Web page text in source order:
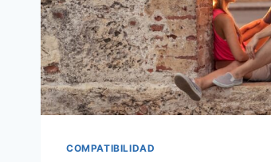
COMPATIBILIDAD